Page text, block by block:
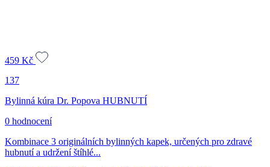
459 Kč
137
Bylinná kúra Dr. Popova HUBNUTÍ
0 hodnocení
Kombinace 3 originálních bylinných kapek, určených pro zdravé
hubnutí a udržení štíhlé...